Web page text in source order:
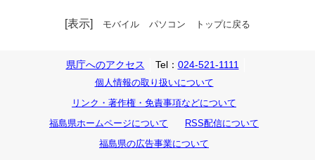
[表示] モバイル パソコン トップに戻る
県庁へのアクセス Tel： 024-521-1111
個人情報の取り扱いについて
リンク・著作権・免責事項などについて
福島県ホームページについて
RSS配信について
福島県の広告事業について